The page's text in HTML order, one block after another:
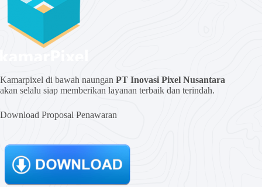
Kamarpixel di bawah naungan PT Inovasi Pixel Nusantara
akan selalu siap memberikan layanan terbaik dan terindah.
Download Proposal Penawaran